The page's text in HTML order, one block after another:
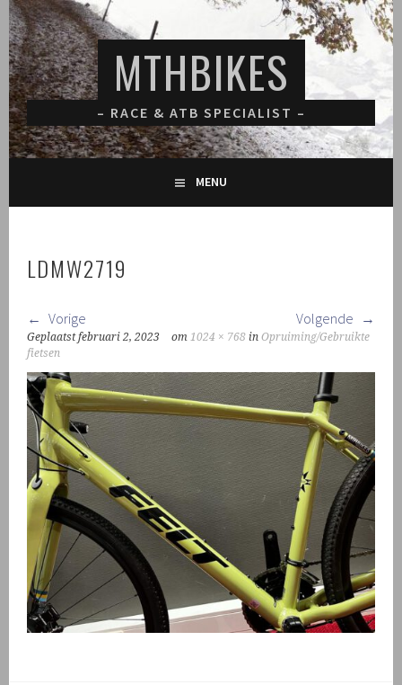
Spring
naar
inhoud
MTHBIKES
– RACE & ATB SPECIALIST –
MENU
LDMW2719
Vorige Volgende
Geplaatstfebruari 2, 2023 om1024 × 768 inOpruiming/Gebruikte
fietsen